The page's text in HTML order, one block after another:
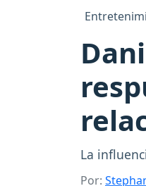
La
Por: